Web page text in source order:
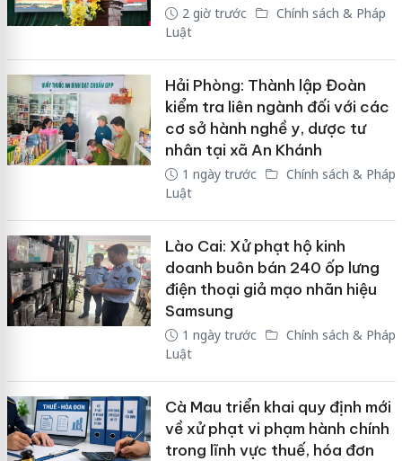
2 giờ trước
Chính sách & Pháp
Luật
Hải Phòng: Thành lập Đoàn
kiểm tra liên ngành đối với các
cơ sở hành nghề y, dược tư
nhân tại xã An Khánh
1 ngày trước
Chính sách & Pháp
Luật
Lào Cai: Xử phạt hộ kinh
doanh buôn bán 240 ốp lưng
điện thoại giả mạo nhãn hiệu
Samsung
1 ngày trước
Chính sách & Pháp
Luật
Cà Mau triển khai quy định mới
về xử phạt vi phạm hành chính
trong lĩnh vực thuế, hóa đơn